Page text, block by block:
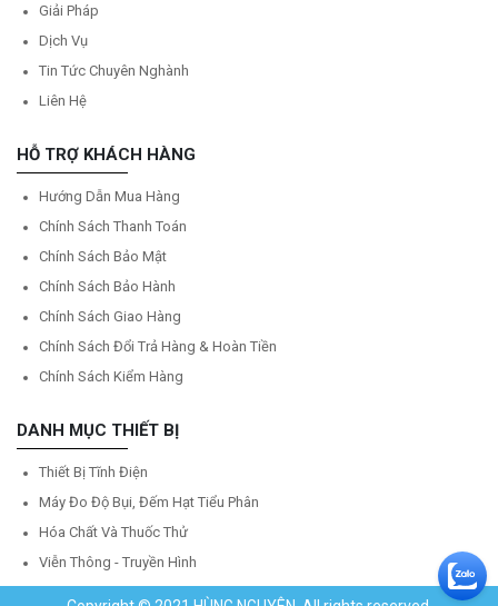
Giải Pháp
Dịch Vụ
Tin Tức Chuyên Nghành
Liên Hệ
HỖ TRỢ KHÁCH HÀNG
Hướng Dẫn Mua Hàng
Chính Sách Thanh Toán
Chính Sách Bảo Mật
Chính Sách Bảo Hành
Chính Sách Giao Hàng
Chính Sách Đổi Trả Hàng & Hoàn Tiền
Chính Sách Kiểm Hàng
DANH MỤC THIẾT BỊ
Thiết Bị Tĩnh Điện
Máy Đo Độ Bụi, Đếm Hạt Tiểu Phân
Hóa Chất Và Thuốc Thử
Viễn Thông - Truyền Hình